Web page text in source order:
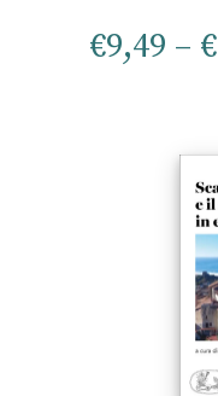
€9,49 – €